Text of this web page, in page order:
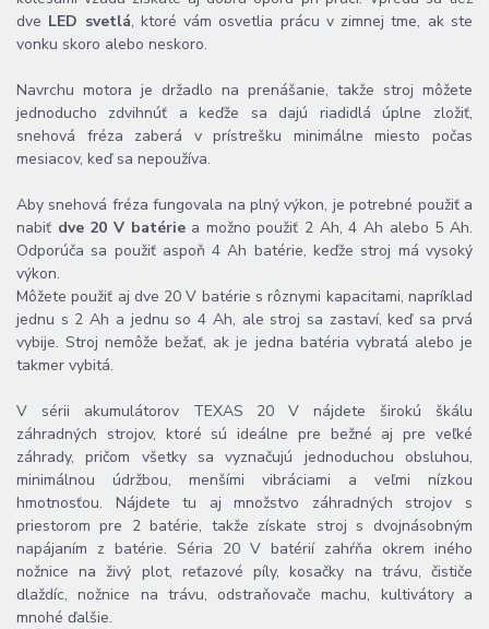
dve LED svetlá, ktoré vám osvetlia prácu v zimnej tme, ak ste
vonku skoro alebo neskoro.
Navrchu motora je držadlo na prenášanie, takže stroj môžete
jednoducho zdvihnúť a keďže sa dajú riadidlá úplne zložiť,
snehová fréza zaberá v prístrešku minimálne miesto počas
mesiacov, keď sa nepoužíva.
Aby snehová fréza fungovala na plný výkon, je potrebné použiť a
nabiť dve 20 V batériea možno použiť 2 Ah, 4 Ah alebo 5 Ah.
Odporúča sa použiť aspoň 4 Ah batérie, keďže stroj má vysoký
výkon.
Môžete použiť aj dve 20 V batérie s rôznymi kapacitami, napríklad
jednu s 2 Ah a jednu so 4 Ah, ale stroj sa zastaví, keď sa prvá
vybije. Stroj nemôže bežať, ak je jedna batéria vybratá alebo je
takmer vybitá.
V sérii akumulátorov TEXAS 20 V nájdete širokú škálu
záhradných strojov, ktoré sú ideálne pre bežné aj pre veľké
záhrady, pričom všetky sa vyznačujú jednoduchou obsluhou,
minimálnou údržbou, menšími vibráciami a veľmi nízkou
hmotnosťou. Nájdete tu aj množstvo záhradných strojov s
priestorom pre 2 batérie, takže získate stroj s dvojnásobným
napájaním z batérie. Séria 20 V batérií zahŕňa okrem iného
nožnice na živý plot, reťazové píly, kosačky na trávu, čističe
dlaždíc, nožnice na trávu, odstraňovače machu, kultivátory a
mnohé ďalšie.